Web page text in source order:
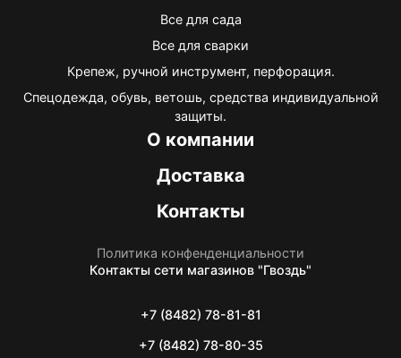
Все для сада
Все для сварки
Крепеж, ручной инструмент, перфорация.
Спецодежда, обувь, ветошь, средства индивидуальной
защиты.
О компании
Доставка
Контакты
Политика конфенденциальности
Контакты сети магазинов "Гвоздь"
+7 (8482) 78-81-81
+7 (8482) 78-80-35